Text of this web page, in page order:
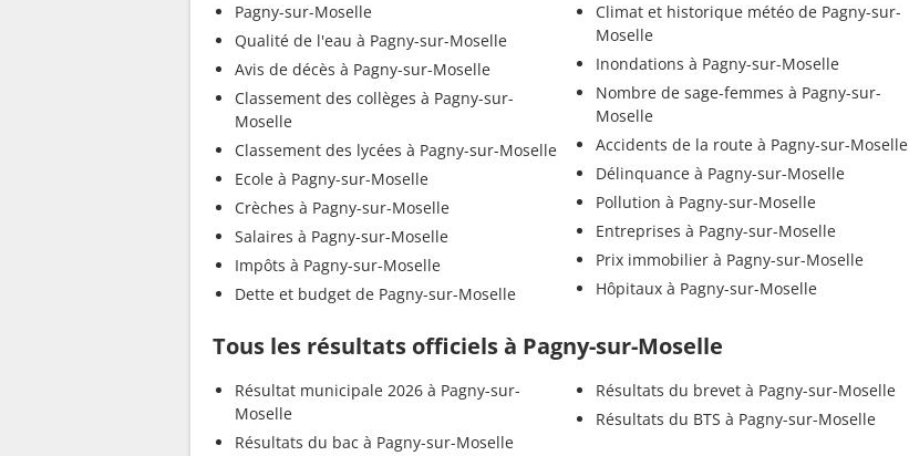
Pagny-sur-Moselle
Qualité de l'eau à Pagny-sur-Moselle
Avis de décès à Pagny-sur-Moselle
Classement des collèges à Pagny-sur-
Moselle
Classement des lycées à Pagny-sur-Moselle
Ecole à Pagny-sur-Moselle
Crèches à Pagny-sur-Moselle
Salaires à Pagny-sur-Moselle
Impôts à Pagny-sur-Moselle
Dette et budget de Pagny-sur-Moselle
Climat et historique météo de Pagny-sur-
Moselle
Inondations à Pagny-sur-Moselle
Nombre de sage-femmes à Pagny-sur-
Moselle
Accidents de la route à Pagny-sur-Moselle
Délinquance à Pagny-sur-Moselle
Pollution à Pagny-sur-Moselle
Entreprises à Pagny-sur-Moselle
Prix immobilier à Pagny-sur-Moselle
Hôpitaux à Pagny-sur-Moselle
Tous les résultats officiels à Pagny-sur-Moselle
Résultat municipale 2026 à Pagny-sur-
Moselle
Résultats du bac à Pagny-sur-Moselle
Résultats du brevet à Pagny-sur-Moselle
Résultats du BTS à Pagny-sur-Moselle